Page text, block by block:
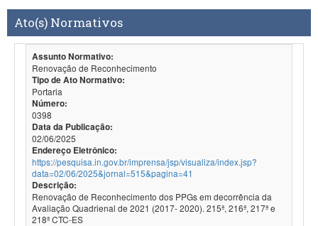
Ato(s) Normativos
Assunto Normativo:
Renovação de Reconhecimento
Tipo de Ato Normativo:
Portaria
Número:
0398
Data da Publicação:
02/06/2025
Endereço Eletrônico:
https://pesquisa.in.gov.br/imprensa/jsp/visualiza/index.jsp?
data=02/06/2025&jornal=515&pagina=41
Descrição:
Renovação de Reconhecimento dos PPGs em decorrência da
Avaliação Quadrienal de 2021 (2017- 2020). 215ª, 216ª, 217ª e
218ª CTC-ES